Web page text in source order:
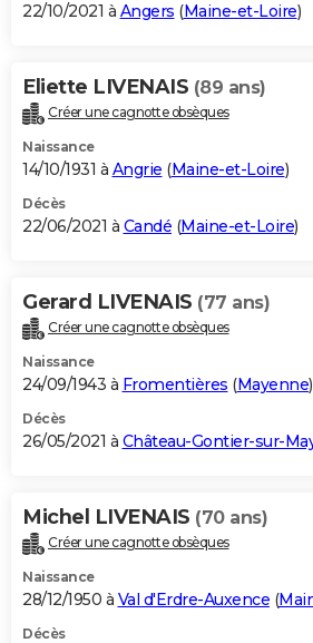
22/10/2021 à Angers (Maine-et-Loire)
Eliette LIVENAIS (89 ans)
Créer une cagnotte obsèques
Naissance
14/10/1931 à Angrie (Maine-et-Loire)
Décès
22/06/2021 à Candé (Maine-et-Loire)
Gerard LIVENAIS (77 ans)
Créer une cagnotte obsèques
Naissance
24/09/1943 à Fromentières (Mayenne)
Décès
26/05/2021 à Château-Gontier-sur-
Michel LIVENAIS (70 ans)
Créer une cagnotte obsèques
Naissance
28/12/1950 à Val d'Erdre-Auxence (
Décès